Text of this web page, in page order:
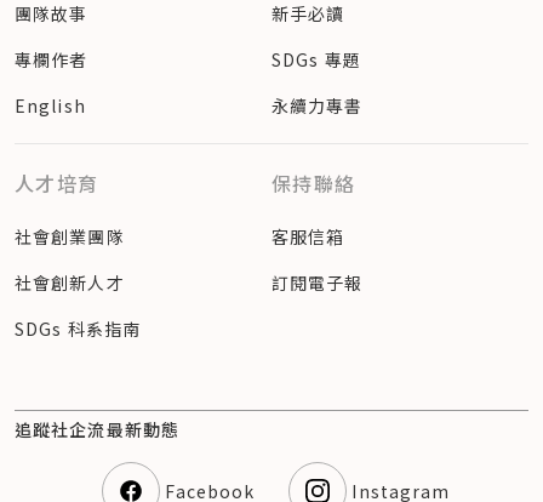
團隊故事
專欄作者
English
新手必讀
SDGs 專題
永續力專書
人才培育
社會創業團隊
社會創新人才
SDGs 科系指南
保持聯絡
客服信箱
訂閱電子報
追蹤社企流最新動態
Facebook Instagram